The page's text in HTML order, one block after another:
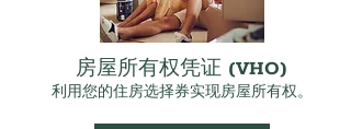
房屋所有权凭证 (VHO)
利用您的住房选择券实现房屋所有权。